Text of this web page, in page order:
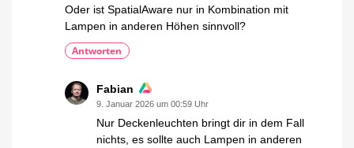
Oder ist SpatialAware nur in Kombination mit
Lampen in anderen Höhen sinnvoll?
Antworten
Fabian
9. Januar 2026 um 00:59 Uhr
Nur Deckenleuchten bringt dir in dem Fall
nichts, es sollte auch Lampen in anderen